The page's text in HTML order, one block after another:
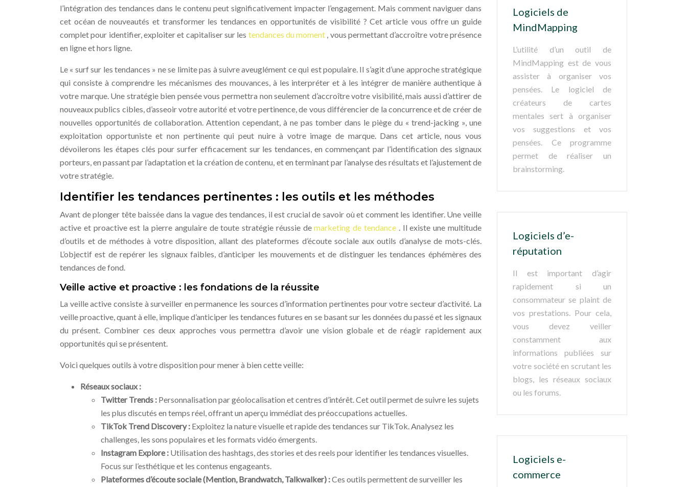
l’intégration des tendances dans le contenu peut significativement impacter l’engagement. Mais comment naviguer dans
cet océan de nouveautés et transformer les tendances en opportunités de visibilité ? Cet article vous offre un guide
complet pour identifier, exploiter et capitaliser sur les tendances du moment , vous permettant d’accroître votre présence
en ligne et hors ligne.
Le « surf sur les tendances » ne se limite pas à suivre aveuglément ce qui est populaire. Il s’agit d’une approche stratégique
qui consiste à comprendre les mécanismes des mouvances, à les interpréter et à les intégrer de manière authentique à
votre marque. Une stratégie bien pensée vous permettra non seulement d’accroître votre visibilité, mais aussi d’attirer de
nouveaux publics cibles, d’asseoir votre autorité et votre pertinence, de vous différencier de la concurrence et de créer de
nouvelles opportunités de collaboration. Attention cependant, à ne pas tomber dans le piège du « trend-jacking », une
exploitation opportuniste et non pertinente qui peut nuire à votre image de marque. Dans cet article, nous vous
dévoilerons les étapes clés pour surfer efficacement sur les tendances, en commençant par l’identification des signaux
porteurs, en passant par l’adaptation et la création de contenu, et en terminant par l’analyse des résultats et l’ajustement de
votre stratégie.
Identifier les tendances pertinentes : les outils et les méthodes
Avant de plonger tête baissée dans la vague des tendances, il est crucial de savoir où et comment les identifier. Une veille
active et proactive est la pierre angulaire de toute stratégie réussie demarketing de tendance . Il existe une multitude
d’outils et de méthodes à votre disposition, allant des plateformes d’écoute sociale aux outils d’analyse de mots-clés.
L’objectif est de repérer les signaux faibles, d’anticiper les mouvements et de distinguer les tendances éphémères des
tendances de fond.
Veille active et proactive : les fondations de la réussite
La veille active consiste à surveiller en permanence les sources d’information pertinentes pour votre secteur d’activité. La
veille proactive, quant à elle, implique d’anticiper les tendances futures en se basant sur les données du passé et les signaux
du présent. Combiner ces deux approches vous permettra d’avoir une vision globale et de réagir rapidement aux
opportunités qui se présentent.
Voici quelques outils à votre disposition pour mener à bien cette veille:
Réseaux sociaux :
Twitter Trends : Personnalisation par géolocalisation et centres d’intérêt. Cet outil permet de suivre les sujets
les plus discutés en temps réel, offrant un aperçu immédiat des préoccupations actuelles.
TikTok Trend Discovery : Exploitez la nature visuelle et rapide des tendances sur TikTok. Analysez les
challenges, les sons populaires et les formats vidéo émergents.
Instagram Explore : Utilisation des hashtags, des stories et des reels pour identifier les tendances visuelles.
Focus sur l’esthétique et les contenus engageants.
Plateformes d’écoute sociale (Mention, Brandwatch, Talkwalker) :Ces outils permettent de surveiller les
Logiciels de
MindMapping
L’utilité d’un outil de
MindMapping est de vous
assister à organiser vos
pensées. Le logiciel de
créateurs de cartes
mentales sert à organiser
vos suggestions et vos
pensées. Ce programme
permet de réaliser un
brainstorming.
Logiciels d’e-
réputation
Il est important d’agir
rapidement si un
consommateur se plaint de
vos prestations. Pour cela,
vous devez veiller
constamment aux
informations publiées sur
votre société en scrutant les
blogs, les réseaux sociaux
ou les forums.
Logiciels e-
commerce